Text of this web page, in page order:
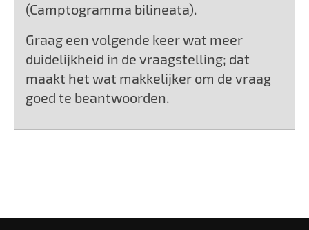
(Camptogramma bilineata).
Graag een volgende keer wat meer
duidelijkheid in de vraagstelling; dat
maakt het wat makkelijker om de vraag
goed te beantwoorden.